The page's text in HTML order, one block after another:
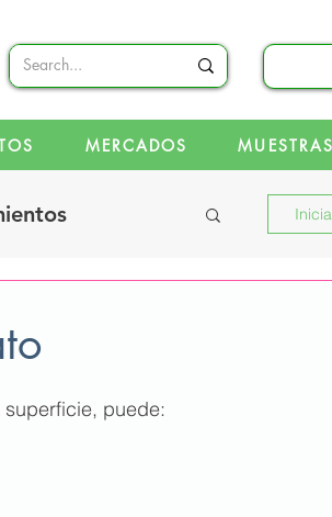
MERCADOS MUESTRAS
sistemas
puede: